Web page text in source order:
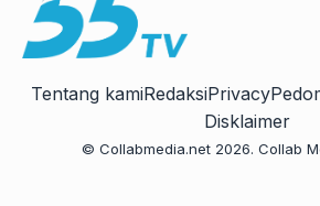
Tentang kamiRedaksiPrivacy
Disklaimer
© Collabmedia.net 2026. Collab